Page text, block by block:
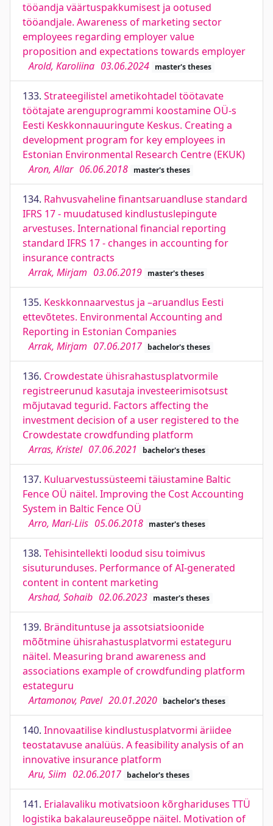
tööandja väärtuspakkumisest ja ootused
tööandjale. Awareness of marketing sector
employees regarding employer value
proposition and expectations towards employer
Arold, Karoliina 03.06.2024 master's theses
133. Strateegilistel ametikohtadel töötavate
töötajate arenguprogrammi koostamine OÜ-s
Eesti Keskkonnauuringute Keskus. Creating a
development program for key employees in
Estonian Environmental Research Centre (EKUK)
Aron, Allar 06.06.2018 master's theses
134. Rahvusvaheline finantsaruandluse standard
IFRS 17 - muudatused kindlustuslepingute
arvestuses. International financial reporting
standard IFRS 17 - changes in accounting for
insurance contracts
Arrak, Mirjam 03.06.2019 master's theses
135. Keskkonnaarvestus ja –aruandlus Eesti
ettevõtetes. Environmental Accounting and
Reporting in Estonian Companies
Arrak, Mirjam 07.06.2017 bachelor's theses
136. Crowdestate ühisrahastusplatvormile
registreerunud kasutaja investeerimisotsust
mõjutavad tegurid. Factors affecting the
investment decision of a user registered to the
Crowdestate crowdfunding platform
Arras, Kristel 07.06.2021 bachelor's theses
137. Kuluarvestussüsteemi täiustamine Baltic
Fence OÜ näitel. Improving the Cost Accounting
System in Baltic Fence OÜ
Arro, Mari-Liis 05.06.2018 master's theses
138. Tehisintellekti loodud sisu toimivus
sisuturunduses. Performance of AI-generated
content in content marketing
Arshad, Sohaib 02.06.2023 master's theses
139. Brändituntuse ja assotsiatsioonide
mõõtmine ühisrahastusplatvormi estateguru
näitel. Measuring brand awareness and
associations example of crowdfunding platform
estateguru
Artamonov, Pavel 20.01.2020 bachelor's theses
140. Innovaatilise kindlustusplatvormi äriidee
teostatavuse analüüs. A feasibility analysis of an
innovative insurance platform
Aru, Siim 02.06.2017 bachelor's theses
141. Erialavaliku motivatsioon kõrghariduses TTÜ
logistika bakalaureuseõppe näitel. Motivation of